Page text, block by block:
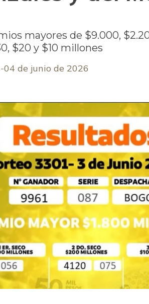
mayores de $9.000,
$20 y $10 millones
04 de junio de 2026